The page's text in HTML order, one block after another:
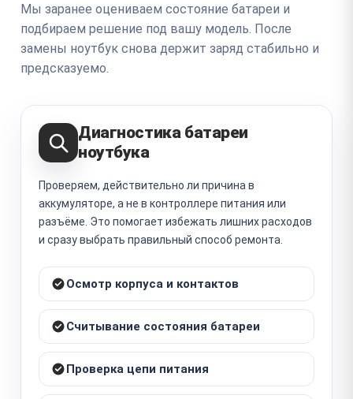
Мы заранее оцениваем состояние батареи и
подбираем решение под вашу модель. После
замены ноутбук снова держит заряд стабильно и
предсказуемо.
Диагностика батареи
ноутбука
Проверяем, действительно ли причина в
аккумуляторе, а не в контроллере питания или
разъёме. Это помогает избежать лишних расходов
и сразу выбрать правильный способ ремонта.
Осмотр корпуса и контактов
Считывание состояния батареи
Проверка цепи питания